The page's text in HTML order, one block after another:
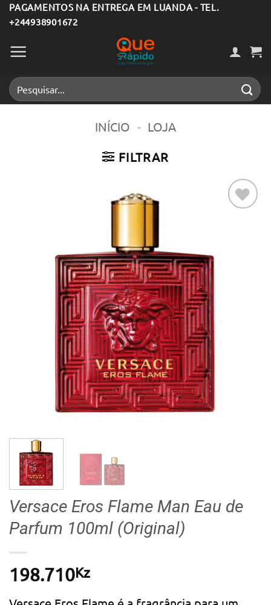
Skip
to
content
PAGAMENTOS NA ENTREGA EM LUANDA - TEL.
+244938901672
Pesquisar
por:
INÍCIO - LOJA
FILTRAR
Versace Eros Flame Man Eau de
Parfum 100ml (Original)
198.710Kz